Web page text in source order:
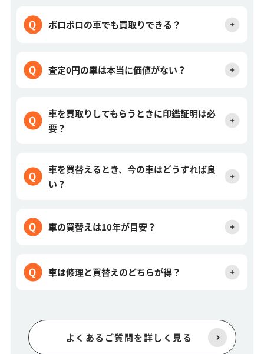
ボロボロの車でも買取りできる？
査定0円の車は本当に価値がない？
車を買取りしてもらうときに印鑑証明は必
要？
車を買替えるとき、今の車はどうすれば良
い？
車の買替えは10年が目安？
車は修理と買替えのどちらが得？
よくあるご質問を詳しく見る